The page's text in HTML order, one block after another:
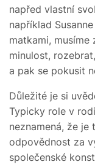
napřed vlastní
například
matkami, musíme
minulost,
a pak se pokusit
Důležité je si
Typicky role v
neznamená, že
odpovědnost za
společenské